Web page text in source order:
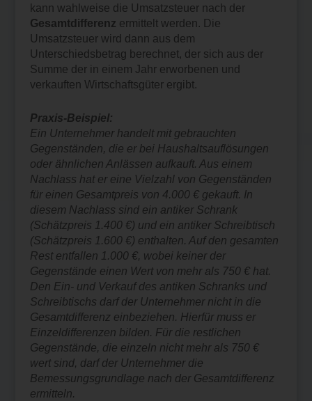
kann wahlweise die Umsatzsteuer nach der
Gesamtdifferenz ermittelt werden. Die
Umsatzsteuer wird dann aus dem
Unterschiedsbetrag berechnet, der sich aus der
Summe der in einem Jahr erworbenen und
verkauften Wirtschaftsgüter ergibt.
Praxis-Beispiel:
Ein Unternehmer handelt mit gebrauchten
Gegenständen, die er bei Haushaltsauflösungen
oder ähnlichen Anlässen aufkauft. Aus einem
Nachlass hat er eine Vielzahl von Gegenständen
für einen Gesamtpreis von 4.000 € gekauft. In
diesem Nachlass sind ein antiker Schrank
(Schätzpreis 1.400 €) und ein antiker Schreibtisch
(Schätzpreis 1.600 €) enthalten. Auf den gesamten
Rest entfallen 1.000 €, wobei keiner der
Gegenstände einen Wert von mehr als 750 € hat.
Den Ein- und Verkauf des antiken Schranks und
Schreibtischs darf der Unternehmer nicht in die
Gesamtdifferenz einbeziehen. Hierfür muss er
Einzeldifferenzen bilden. Für die restlichen
Gegenstände, die einzeln nicht mehr als 750 €
wert sind, darf der Unternehmer die
Bemessungsgrundlage nach der Gesamtdifferenz
ermitteln.